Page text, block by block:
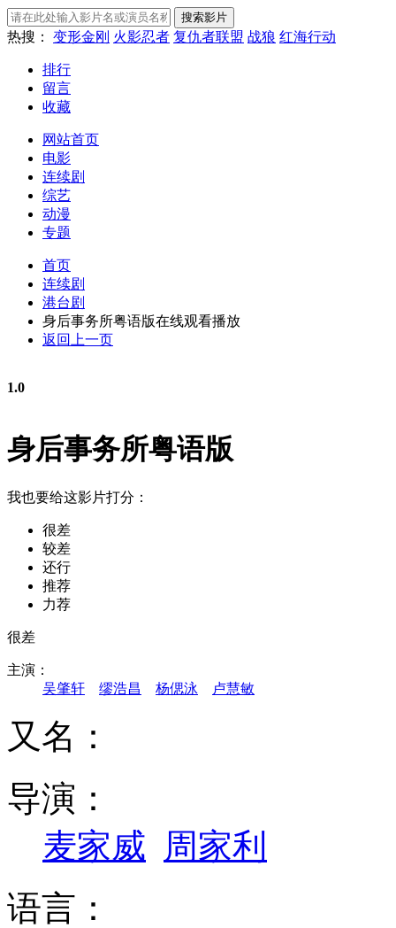
热搜： 变形金刚 火影忍者 复仇者联盟 战狼 红海行动
排行
留言
收藏
网站首页
电影
连续剧
综艺
动漫
专题
首页
连续剧
港台剧
身后事务所粤语版在线观看播放
返回上一页
1.0
身后事务所粤语版
我也要给这影片打分：
很差
较差
还行
推荐
力荐
很差
主演：
吴肇轩
缪浩昌 杨偲泳 卢慧敏
又名：
导演：
麦家威 周家利
语言：